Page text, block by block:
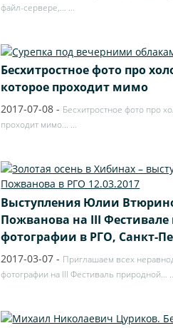
файл-сервере,…
Бесхитростное фото про
которое проходит мимо
2017-07-08 - Бесхитростное фото про
проходит мимо... …
Выступления Юлии
Пожванова на III
фотографии в РГО, Санкт-
2017-03-07 - Приглашаем всех
фотографии на III Фестиваль природной…